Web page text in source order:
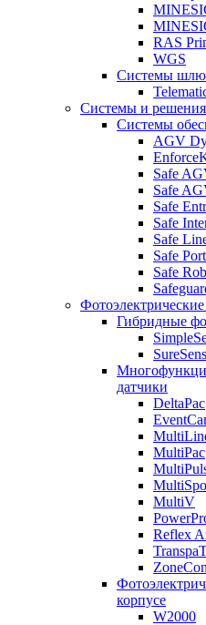
RAS
WGS
Системы
Системы и решения
Системы
AGV
Safe
Safe
Safe
Safe
Safe
Safe
Safe
Гибридные
датчики
DeltaPac
MultiPac
MultiV
Reflex
корпусе
W2000